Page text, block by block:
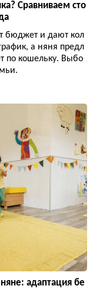
Сравниваем сто
бюджет и дают кол
а няня предл
по кошельку. Выбо
адаптация бе